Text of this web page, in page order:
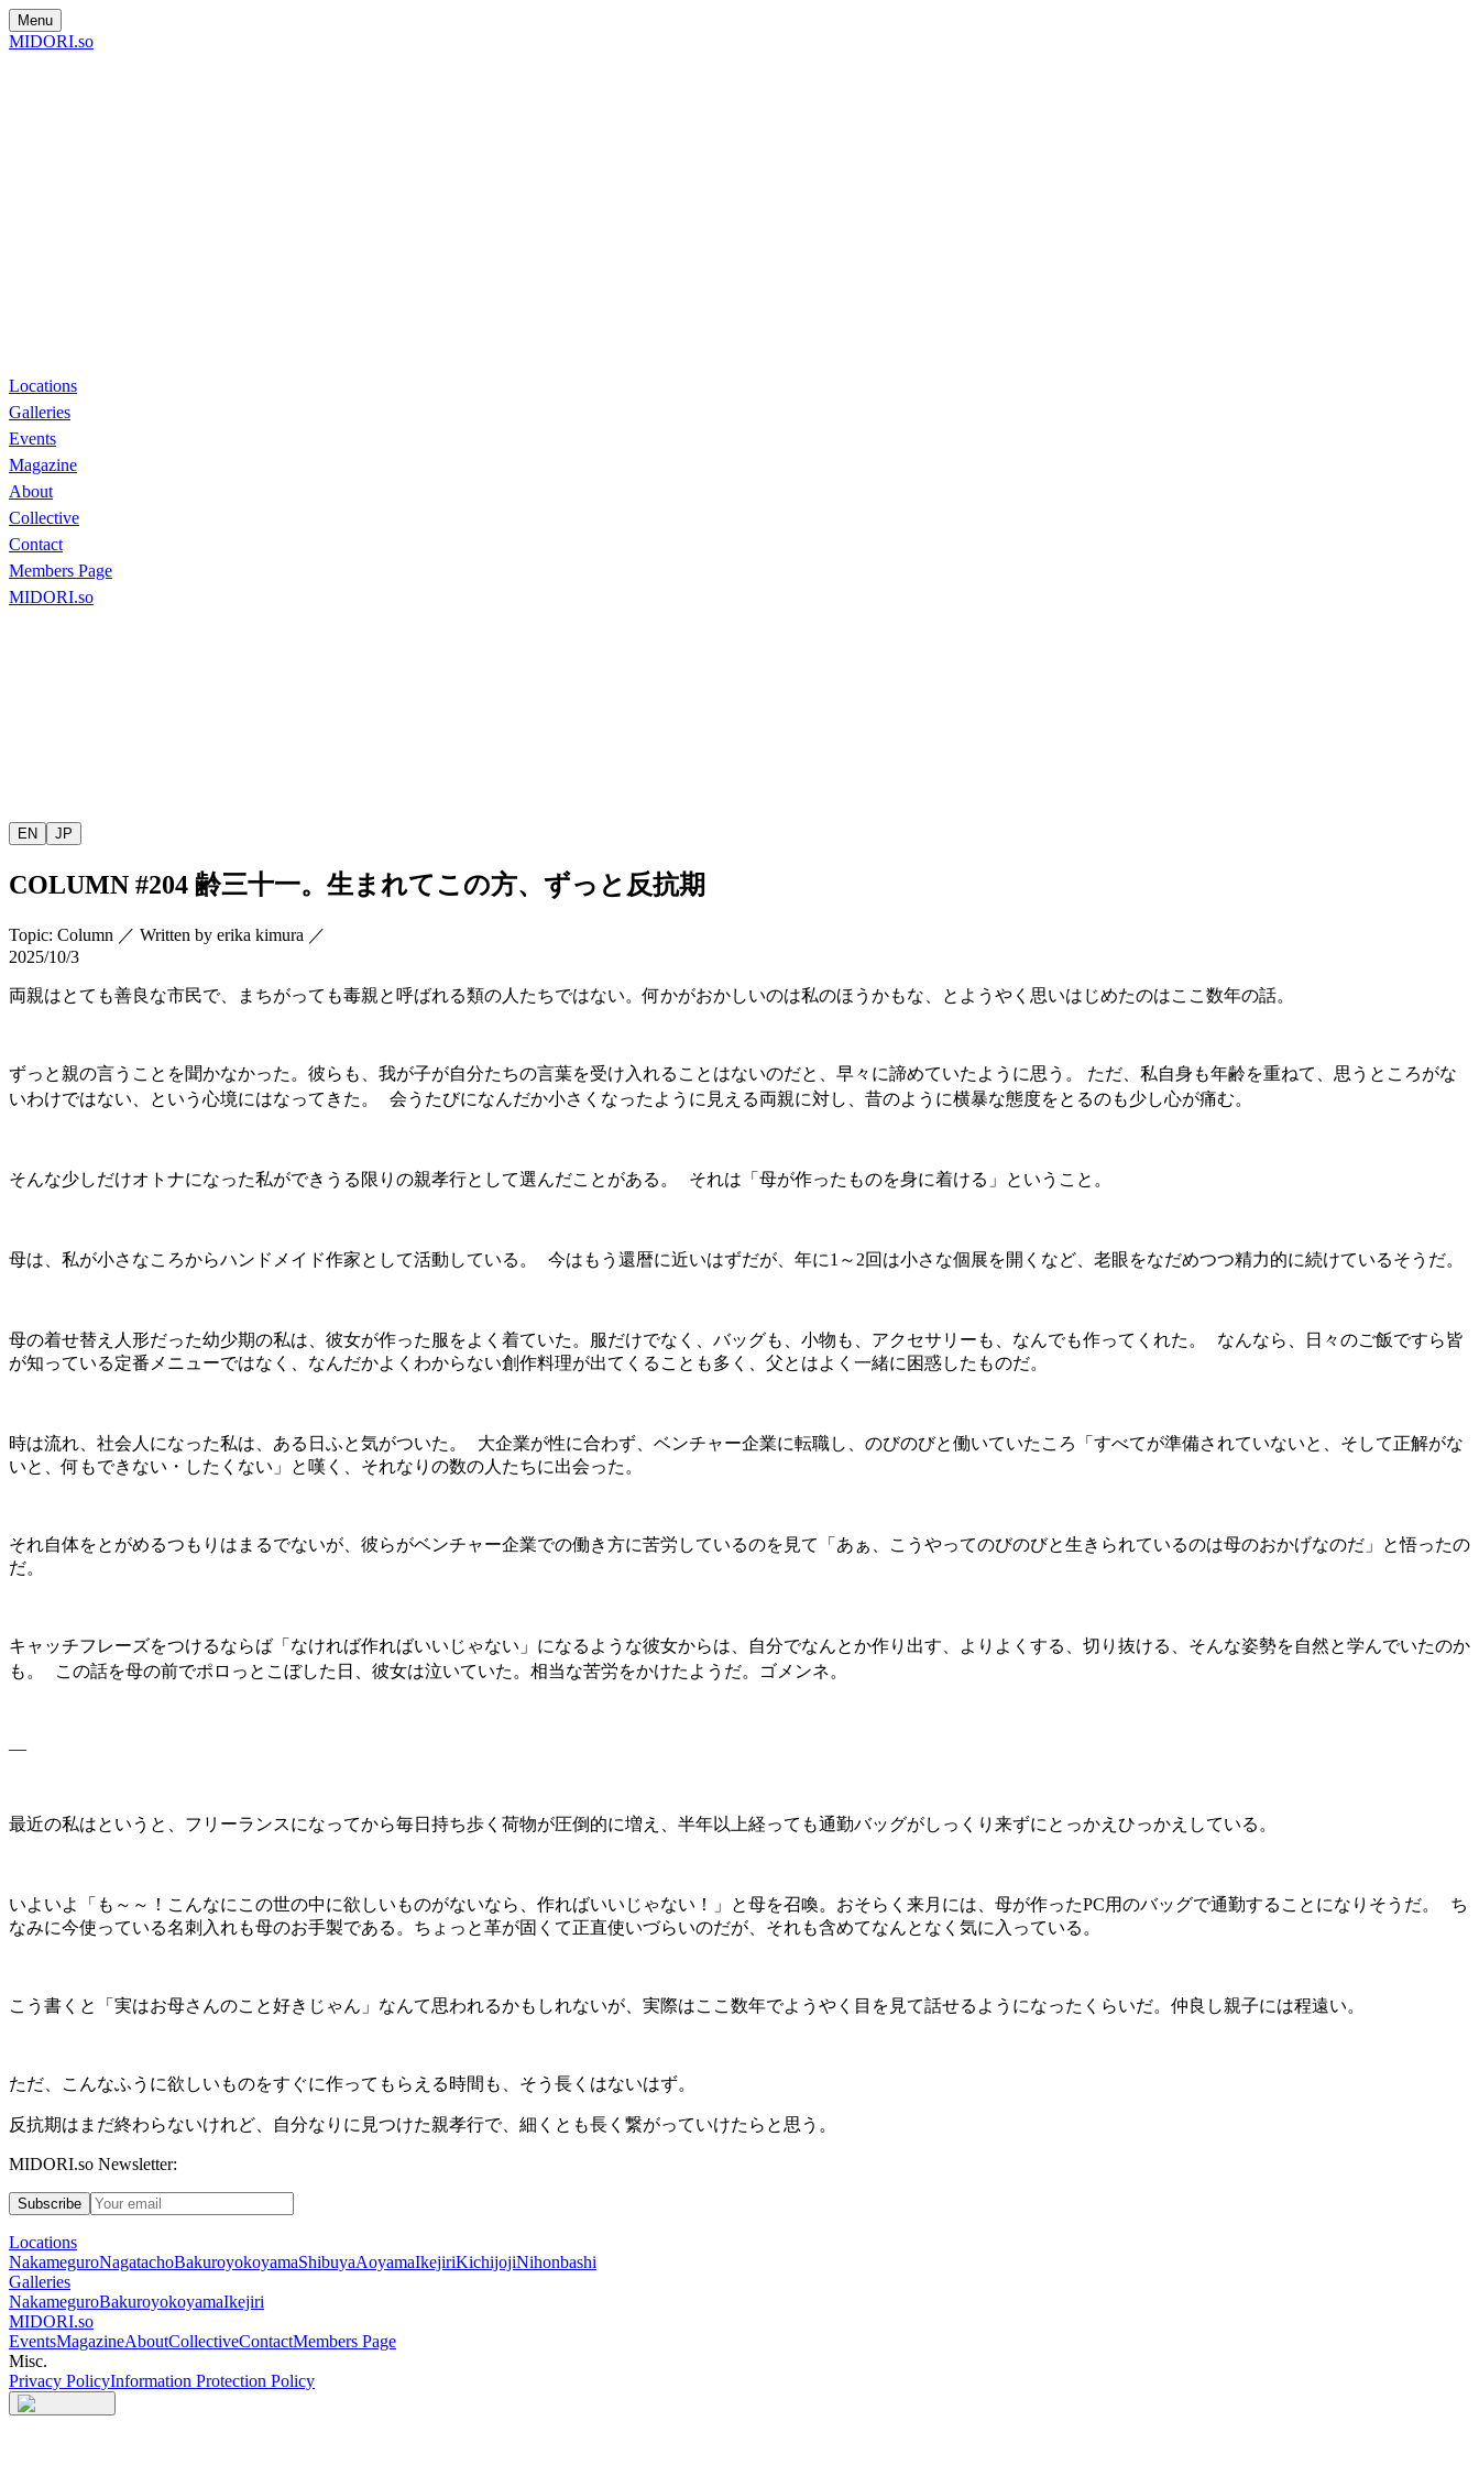
Menu
MIDORI.so
Locations
Galleries
Events
Magazine
About
Collective
Contact
Members Page
MIDORI.so
EN JP
COLUMN #204 齢三十一。生まれてこの方、ずっと反抗期
Topic: Column ／ Written by erika kimura ／
2025/10/3
両親はとても善良な市民で、まちがっても毒親と呼ばれる類の人たちではない。何かがおかしいのは私のほうかもな、とようやく思いはじめたのはここ数年の話。
ずっと親の言うことを聞かなかった。彼らも、我が子が自分たちの言葉を受け入れることはないのだと、早々に諦めていたように思う。
ただ、私自身も年齢を重ねて、思うところがな
いわけではない、という心境にはなってきた。
会うたびになんだか小さくなったように見える両親に対し、昔のように横暴な態度をとるのも少し心が痛む。
そんな少しだけオトナになった私ができうる限りの親孝行として選んだことがある。 それは「母が作ったものを身に着ける」ということ。
母は、私が小さなころからハンドメイド作家として活動している。 今はもう還暦に近いはずだが、年に1～2回は小さな個展を開くなど、老眼をなだめつつ精力的に続けているそうだ。
母の着せ替え人形だった幼少期の私は、彼女が作った服をよく着ていた。服だけでなく、バッグも、小物も、アクセサリーも、なんでも作ってくれた。
なんなら、日々のご飯ですら皆
が知っている定番メニューではなく、なんだかよくわからない創作料理が出てくることも多く、父とはよく一緒に困惑したものだ。
時は流れ、社会人になった私は、ある日ふと気がついた。
大企業が性に合わず、ベンチャー企業に転職し、のびのびと働いていたころ「すべてが準備されていないと、そして正解がな
いと、何もできない・したくない」と嘆く、それなりの数の人たちに出会った。
それ自体をとがめるつもりはまるでないが、彼らがベンチャー企業での働き方に苦労しているのを見て「あぁ、こうやってのびのびと生きられているのは母のおかげなのだ」と悟ったの
だ。
キャッチフレーズをつけるならば「なければ作ればいいじゃない」になるような彼女からは、自分でなんとか作り出す、よりよくする、切り抜ける、そんな姿勢を自然と学んでいたのか
も。
この話を母の前でポロっとこぼした日、彼女は泣いていた。相当な苦労をかけたようだ。ゴメンネ。
—
最近の私はというと、フリーランスになってから毎日持ち歩く荷物が圧倒的に増え、半年以上経っても通勤バッグがしっくり来ずにとっかえひっかえしている。
いよいよ「も～～！こんなにこの世の中に欲しいものがないなら、作ればいいじゃない！」と母を召喚。おそらく来月には、母が作ったPC用のバッグで通勤することになりそうだ。
ち
なみに今使っている名刺入れも母のお手製である。ちょっと革が固くて正直使いづらいのだが、それも含めてなんとなく気に入っている。
こう書くと「実はお母さんのこと好きじゃん」なんて思われるかもしれないが、実際はここ数年でようやく目を見て話せるようになったくらいだ。仲良し親子には程遠い。
ただ、こんなふうに欲しいものをすぐに作ってもらえる時間も、そう長くはないはず。
反抗期はまだ終わらないけれど、自分なりに見つけた親孝行で、細くとも長く繋がっていけたらと思う。
MIDORI.so Newsletter:
Subscribe
Locations
NakameguroNagatachoBakuroyokoyamaShibuyaAoyamaIkejiriKichijojiNihonbashi
Galleries
NakameguroBakuroyokoyamaIkejiri
MIDORI.so
EventsMagazineAboutCollectiveContactMembers Page
Misc.
Privacy PolicyInformation Protection Policy